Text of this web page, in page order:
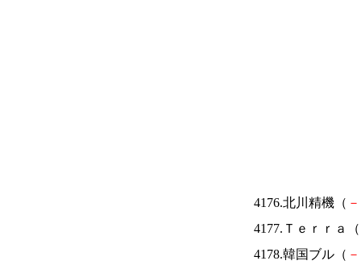
4176.北川精機（ －
4177.Ｔｅｒｒａ（
4178.韓国ブル（ －